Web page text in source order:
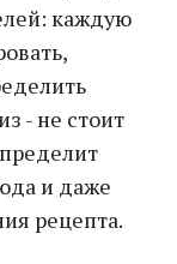
каждую
- не стоит
и даже
рецепта.